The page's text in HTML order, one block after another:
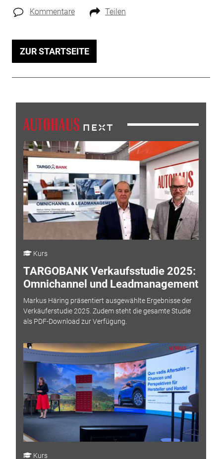
Kommentare Teilen
ZUR STARTSEITE
Kurs
TARGOBANK Verkaufsstudie 2025:
Omnichannel und Leadmanagement
Markus Häring präsentiert ausgewählte Ergebnisse der
Verkäuferstudie 2025. Zudem steht die gesamte Studie
als PDF-Download zur Verfügung.
Kurs